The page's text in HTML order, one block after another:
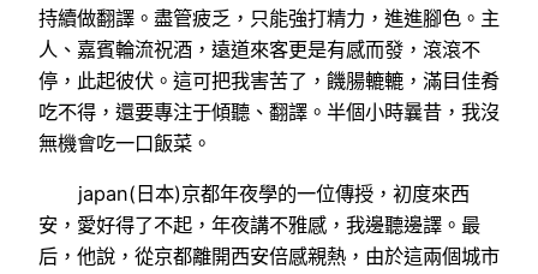
持續做翻譯。盡管疲乏，只能強打精力，進進腳色。主
人、嘉賓輪流祝酒，遠道來客更是有感而發，滾滾不
停，此起彼伏。這可把我害苦了，饑腸轆轆，滿目佳肴
吃不得，還要專注于傾聽、翻譯。半個小時曩昔，我沒
無機會吃一口飯菜。
japan(日本)京都年夜學的一位傳授，初度來西
安，愛好得了不起，年夜講不雅感，我邊聽邊譯。最
后，他說，從京都離開西安倍感親熱，由於這兩個城市